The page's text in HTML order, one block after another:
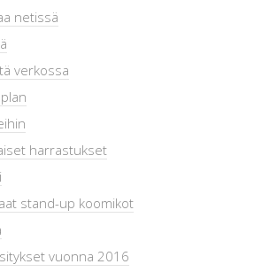
netissä
verkossa
harrastukset
stand-up koomikot
vuonna 2016